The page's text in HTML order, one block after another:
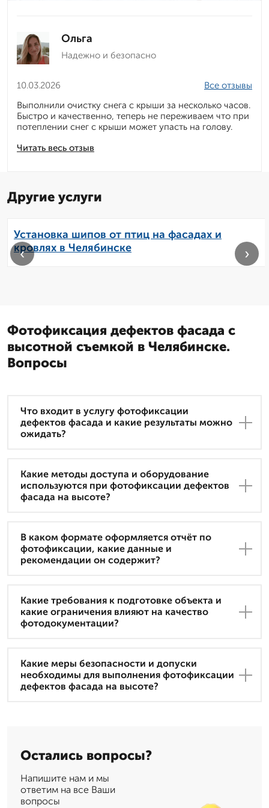
Ольга
Надежно и безопасно
10.03.2026
Читать весь отзыв
Все отзывы
Выполнили очистку снега с крыши за несколько часов.
Быстро и качественно, теперь не переживаем что при
потеплении снег с крыши может упасть на голову.
Другие услуги
Установка шипов от птиц на фасадах и
кровлях в Челябинске
‹ ›
Фотофиксация дефектов фасада с
высотной съемкой в Челябинске.
Вопросы
Что входит в услугу фотофиксации
дефектов фасада и какие результаты можно
ожидать?
Какие методы доступа и оборудование
используются при фотофиксации дефектов
фасада на высоте?
В каком формате оформляется отчёт по
фотофиксации, какие данные и
рекомендации он содержит?
Какие требования к подготовке объекта и
какие ограничения влияют на качество
фотодокументации?
Какие меры безопасности и допуски
необходимы для выполнения фотофиксации
дефектов фасада на высоте?
Остались вопросы?
Напишите нам и мы
ответим на все Ваши
вопросы